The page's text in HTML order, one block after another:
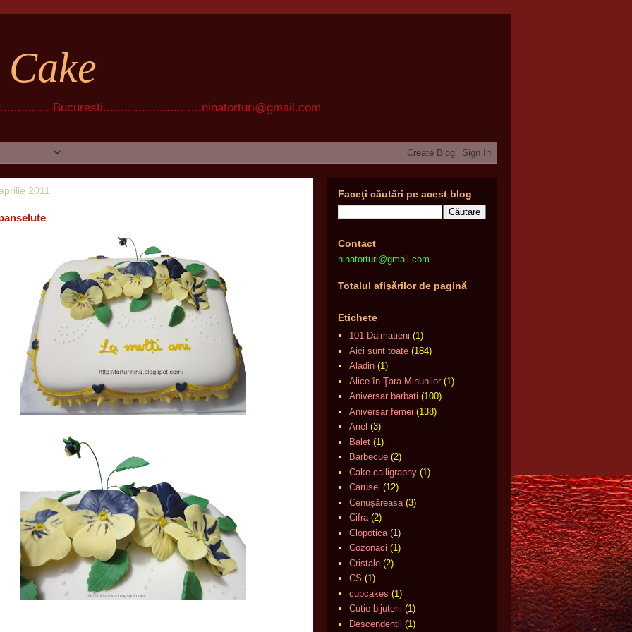
Bucuresti............................ninatorturi@gmail.com
2011 Faceţi căutări pe acest blog
Contact
ninatorturi@gmail.com
Totalul afişărilor de pagină
Etichete
101 Dalmatieni (1)
Aici sunt toate (184)
Aladin (1)
Alice în Ţara Minunilor (1)
Aniversar barbati (100)
Aniversar femei (138)
Ariel (3)
Balet (1)
Barbecue (2)
Cake calligraphy (1)
Carusel (12)
Cenușăreasa (3)
Cifra (2)
Clopotica (1)
Cozonaci (1)
Cristale (2)
CS (1)
cupcakes (1)
Cutie bijuterii (1)
Descendentii (1)